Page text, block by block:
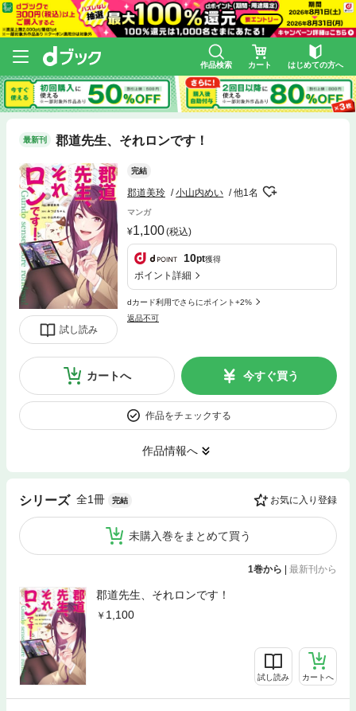
作品検索 カート はじめての方へ
最新刊 郡道先生、それロンです！
試し読み
完結
郡道美玲 小山内めい 他1名
マンガ
1,100(税込)
10pt獲得
ポイント詳細
dカード利用でさらにポイント+2%
返品不可
カートへ 今すぐ買う
作品をチェックする
作品情報へ
シリーズ 全1冊 完結 お気に入り登録
未購入巻をまとめて買う
1巻から | 最新刊から
郡道先生、それロンです！
1,100
試し読み カートへ